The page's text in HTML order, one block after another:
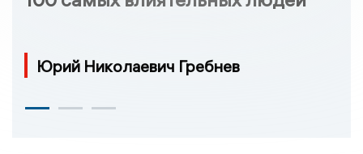
Юрий Николаевич Гребнев